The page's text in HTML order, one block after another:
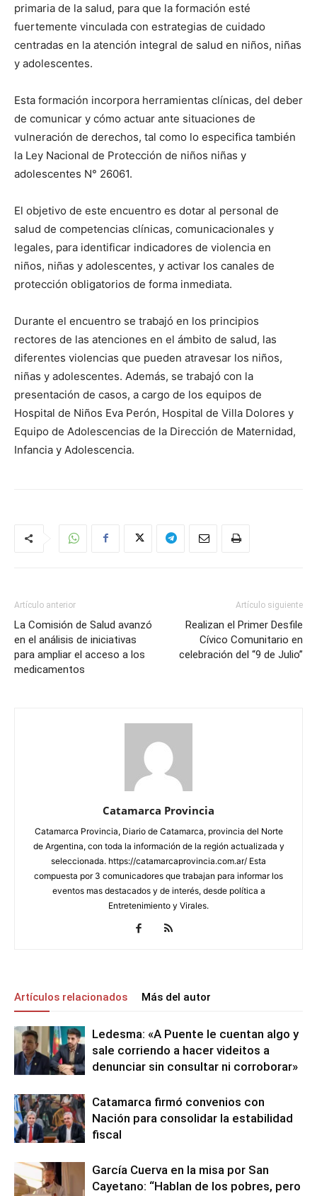
primaria de la salud, para que la formación esté
fuertemente vinculada con estrategias de cuidado
centradas en la atención integral de salud en niños, niñas
y adolescentes.
Esta formación incorpora herramientas clínicas, del deber
de comunicar y cómo actuar ante situaciones de
vulneración de derechos, tal como lo especifica también
la Ley Nacional de Protección de niños niñas y
adolescentes N° 26061.
El objetivo de este encuentro es dotar al personal de
salud de competencias clínicas, comunicacionales y
legales, para identificar indicadores de violencia en
niños, niñas y adolescentes, y activar los canales de
protección obligatorios de forma inmediata.
Durante el encuentro se trabajó en los principios
rectores de las atenciones en el ámbito de salud, las
diferentes violencias que pueden atravesar los niños,
niñas y adolescentes. Además, se trabajó con la
presentación de casos, a cargo de los equipos de
Hospital de Niños Eva Perón, Hospital de Villa Dolores y
Equipo de Adolescencias de la Dirección de Maternidad,
Infancia y Adolescencia.
Artículo anterior
La Comisión de Salud avanzó
en el análisis de iniciativas
para ampliar el acceso a los
medicamentos
Artículo siguiente
Realizan el Primer Desfile
Cívico Comunitario en
celebración del “9 de Julio”
Catamarca Provincia
Catamarca Provincia, Diario de Catamarca, provincia del Norte
de Argentina, con toda la información de la región actualizada y
seleccionada. https://catamarcaprovincia.com.ar/ Esta
compuesta por 3 comunicadores que trabajan para informar los
eventos mas destacados y de interés, desde política a
Entretenimiento y Virales.
Artículos relacionados Más del autor
Ledesma: «A Puente le cuentan algo y
sale corriendo a hacer videitos a
denunciar sin consultar ni corroborar»
Catamarca firmó convenios con
Nación para consolidar la estabilidad
fiscal
García Cuerva en la misa por San
Cayetano: “Hablan de los pobres, pero